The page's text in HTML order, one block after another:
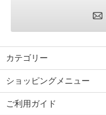
カテゴリー
ショッピングメニュー
ご利用ガイド